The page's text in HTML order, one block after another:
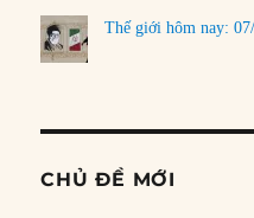
Thế giới hôm nay:
CHỦ ĐỀ MỚI